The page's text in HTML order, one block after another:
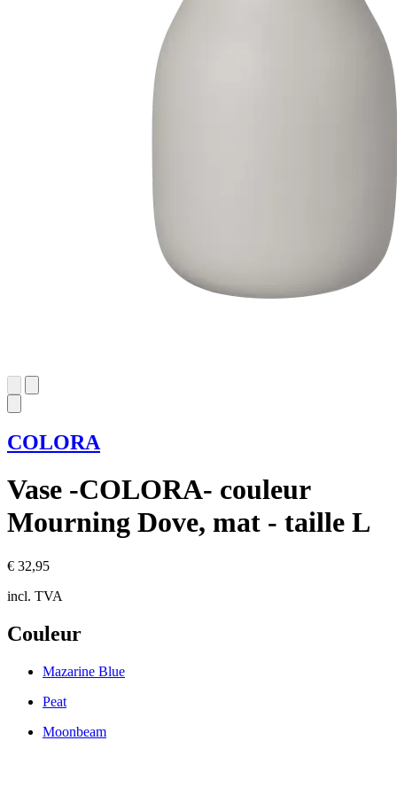
COLORA
Vase -COLORA- couleur
Mourning Dove, mat - taille L
€ 32,95
incl. TVA
Couleur
Mazarine Blue
Peat
Moonbeam